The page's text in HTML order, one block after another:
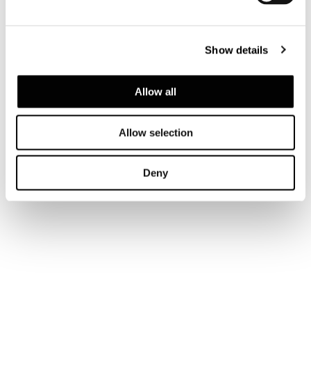
Show details
Allow all
Allow selection
Deny